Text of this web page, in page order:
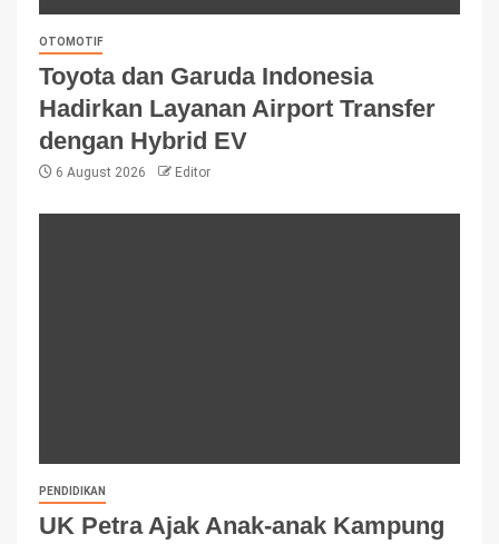
OTOMOTIF
Toyota dan Garuda Indonesia
Hadirkan Layanan Airport Transfer
dengan Hybrid EV
6 August 2026 Editor
PENDIDIKAN
UK Petra Ajak Anak-anak Kampung